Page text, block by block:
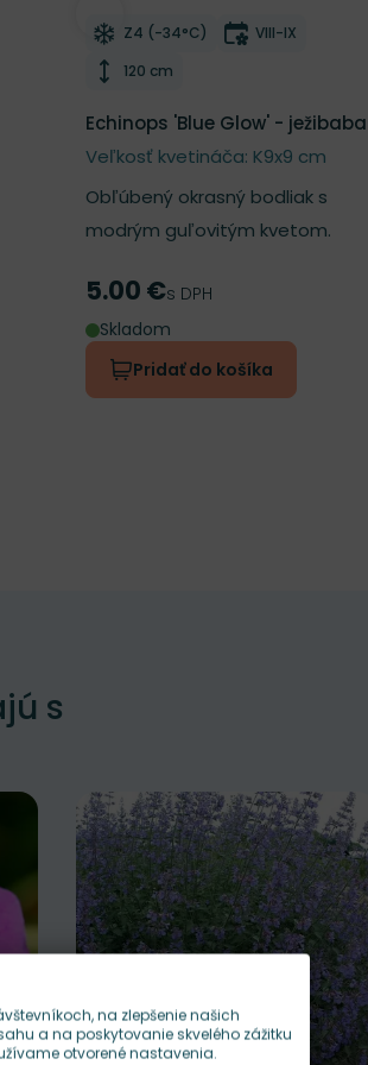
Odober do zoznamu želaní
Mrazuvzdornosť
Z4 (-34°C) Doba kvitnutia
VIII-IX
Výška rastliny
120 cm
Echinops 'Blue Glow' - ježibaba
Veľkosť kvetináča: K9x9 cm
Obľúbený okrasný bodliak s
modrým guľovitým kvetom.
Cena
5.00 €s DPH
Skladom
Pridať do košíka
s
na zlepšenie našich
a na poskytovanie skvelého zážitku
otvorené nastavenia.